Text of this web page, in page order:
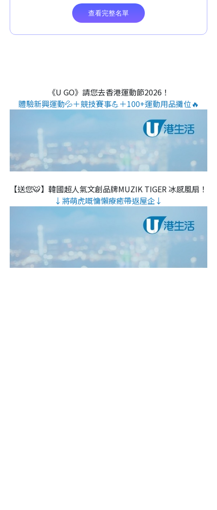
《U GO》請您去香港運動節2026！
體驗新興運動💦＋競技賽事💪＋100+運動用品攤位🔥
【送您🐯】韓國超人氣文創品牌MUZIK TIGER 冰感風扇！
↓將萌虎嘅慵懶療癒帶返屋企↓